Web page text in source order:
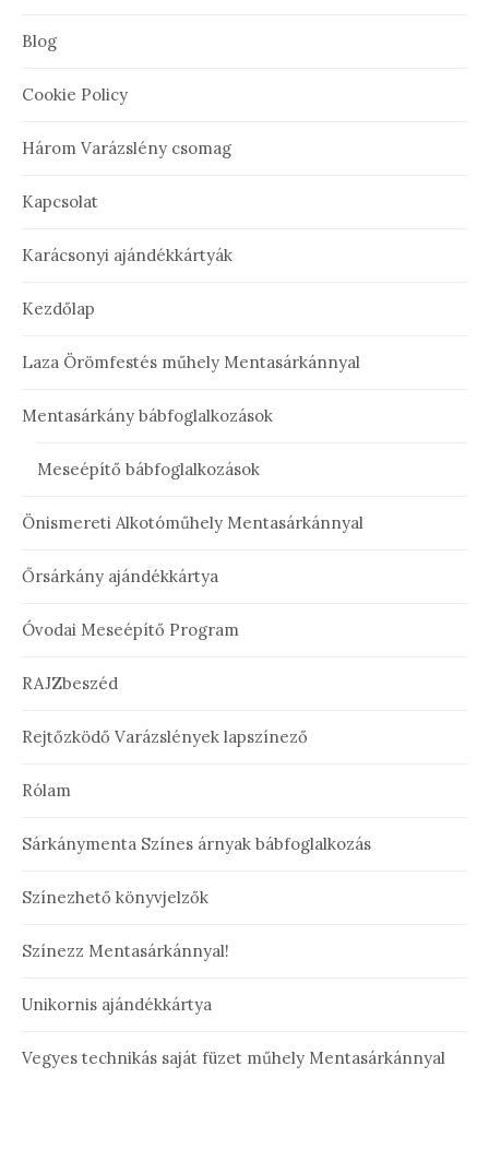
Blog
Cookie Policy
Három Varázslény csomag
Kapcsolat
Karácsonyi ajándékkártyák
Kezdőlap
Laza Örömfestés műhely Mentasárkánnyal
Mentasárkány bábfoglalkozások
Meseépítő bábfoglalkozások
Önismereti Alkotóműhely Mentasárkánnyal
Őrsárkány ajándékkártya
Óvodai Meseépítő Program
RAJZbeszéd
Rejtőzködő Varázslények lapszínező
Rólam
Sárkánymenta Színes árnyak bábfoglalkozás
Színezhető könyvjelzők
Színezz Mentasárkánnyal!
Unikornis ajándékkártya
Vegyes technikás saját füzet műhely Mentasárkánnyal